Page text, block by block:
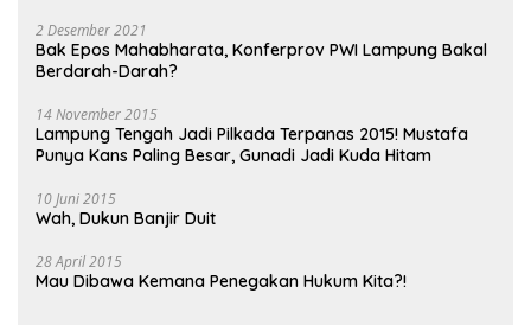
2 Desember 2021
Bak Epos Mahabharata, Konferprov PWI Lampung Bakal
Berdarah-Darah?
14 November 2015
Lampung Tengah Jadi Pilkada Terpanas 2015! Mustafa
Punya Kans Paling Besar, Gunadi Jadi Kuda Hitam
10 Juni 2015
Wah, Dukun Banjir Duit
28 April 2015
Mau Dibawa Kemana Penegakan Hukum Kita?!